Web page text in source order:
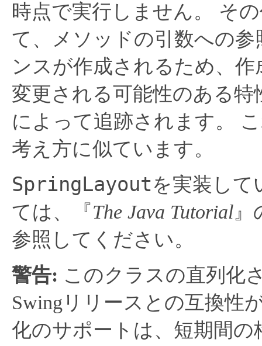
時点で実行しません。
そ
て、メソッドの引数への
ンスが作成されるため、
変更される可能性のある
によって追跡されます。
考え方に似ています。
SpringLayoutを実装して
ては、『The Java Tutorial 』
参照してください。
警告: このクラスの直列化
Swingリリースとの互換性
化のサポートは、短期間